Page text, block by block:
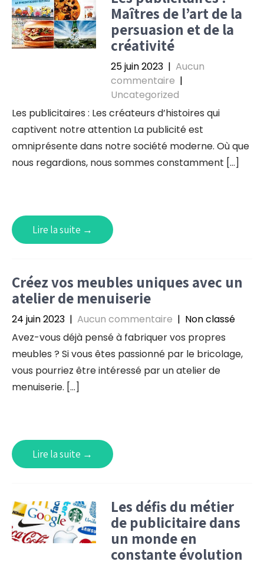
Maîtres de l’art de la
persuasion et de la
créativité
25 juin 2023 | Aucun
commentaire |
Uncategorized
Les publicitaires : Les créateurs d’histoires qui
captivent notre attention La publicité est
omniprésente dans notre société moderne. Où que
nous regardions, nous sommes constamment […]
Lire la suite →
Créez vos meubles uniques avec un
atelier de menuiserie
24 juin 2023 | Aucun commentaire | Non classé
Avez-vous déjà pensé à fabriquer vos propres
meubles ? Si vous êtes passionné par le bricolage,
vous pourriez être intéressé par un atelier de
menuiserie. […]
Lire la suite →
Les défis du métier
de publicitaire dans
un monde en
constante évolution